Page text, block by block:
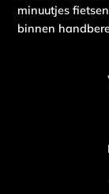
minuutjes
binnen